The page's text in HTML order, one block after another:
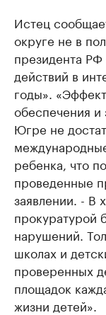
Истец
округе не в
президента
действий в
годы».
обеспечения и
Югре не
ребенка, что
проведенные
заявлении. - В
прокуратурой
нарушений.
школах и
проверенных
площадок
жизни детей».